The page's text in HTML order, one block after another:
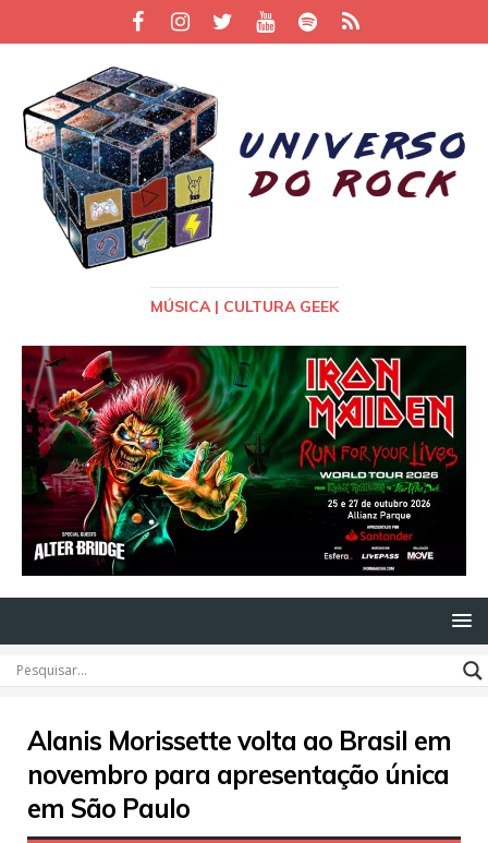
MÚSICA | CULTURA GEEK
Alanis Morissette volta ao Brasil em
novembro para apresentação única
em São Paulo